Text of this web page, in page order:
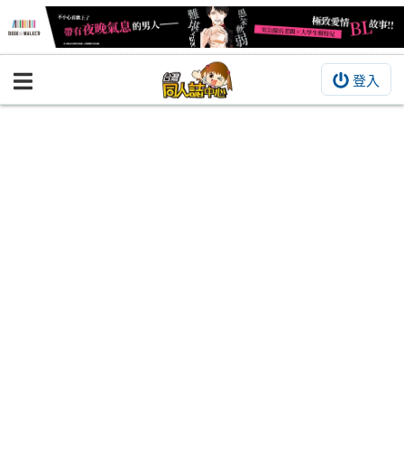
登入
BOOKY書集倉庫